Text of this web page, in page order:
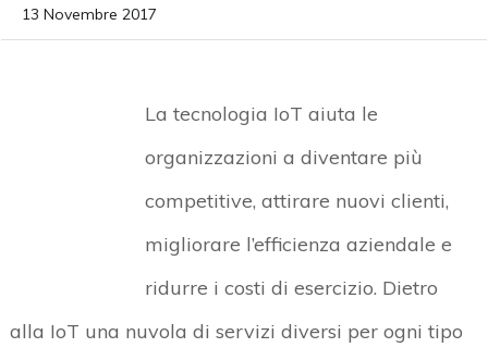
13 Novembre 2017
La tecnologia IoT aiuta le
organizzazioni a diventare più
competitive, attirare nuovi clienti,
migliorare l’efficienza aziendale e
ridurre i costi di esercizio. Dietro
alla IoT una nuvola di servizi diversi per ogni tipo